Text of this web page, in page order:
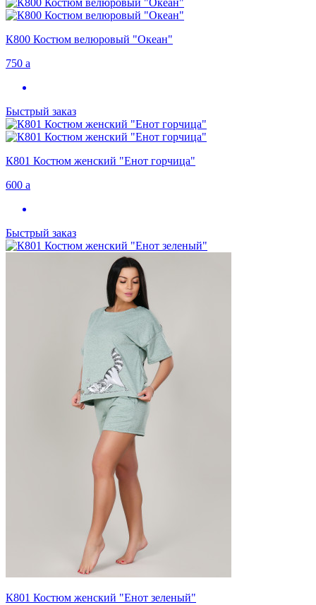
К800 Костюм велюровый "Океан"
750 a
Быстрый заказ
К801 Костюм женский "Енот горчица"
600 a
Быстрый заказ
К801 Костюм женский "Енот зеленый"